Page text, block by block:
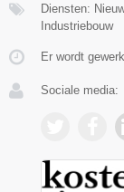
Diensten:
Industriebouw
Er wordt
Sociale media: